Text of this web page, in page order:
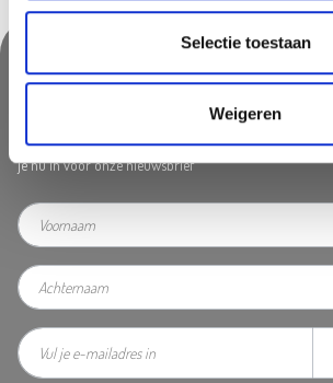
Selectie toestaan
Weigeren
Nooit iets van ons missen?
Mis geen enkele aanbieding, inspirerende tip of
je nu in voor onze nieuwsbrief